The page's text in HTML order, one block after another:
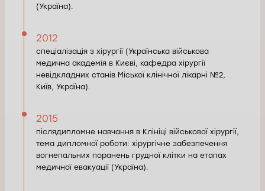
(Україна).
2012
спеціалізація з хірургії (Українська військова
медична академія в Києві, кафедра хірургії
невідкладних станів Міської клінічної лікарні №2,
Київ, Україна).
2015
післядипломне навчання в Клініці військової хірургії,
тема дипломної роботи: хірургічне забезпечення
вогнепальних поранень грудної клітки на етапах
медичної евакуації (Україна).